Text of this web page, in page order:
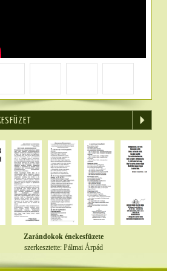
Zarándokok énekesfüzete
szerkesztette: Pálmai Árpád